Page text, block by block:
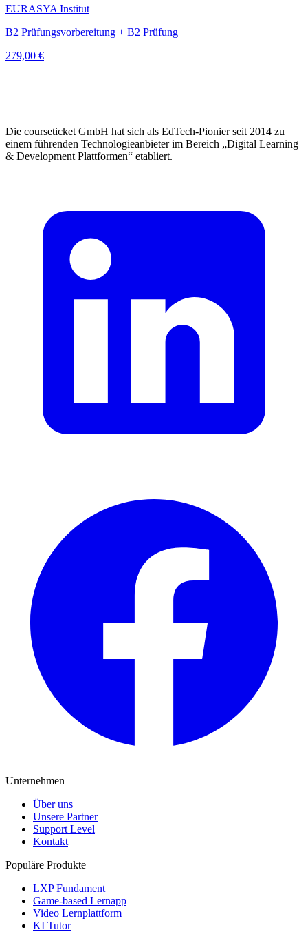
EURASYA Institut
B2 Prüfungsvorbereitung + B2 Prüfung
279,00 €
Die courseticket GmbH hat sich als EdTech-Pionier seit 2014 zu
einem führenden Technologieanbieter im Bereich „Digital Learning
& Development Plattformen“ etabliert.
Unternehmen
Über uns
Unsere Partner
Support Level
Kontakt
Populäre Produkte
LXP Fundament
Game-based Lernapp
Video Lernplattform
KI Tutor